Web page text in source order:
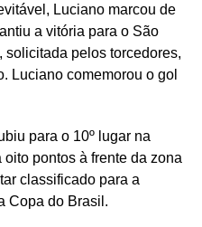
Luciano marcou de
a vitória para o São
solicitada pelos torcedores,
Luciano comemorou o gol
para o 10º lugar na
pontos à frente da zona
classificado para a
Copa do Brasil.